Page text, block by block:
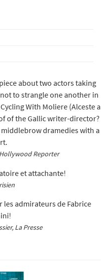
about two actors taking
to strangle one another in
With Moliere (Alceste a
of the Gallic writer-director?
dramedies with a
Reporter
et attachante!
les admirateurs de Fabrice
La Presse